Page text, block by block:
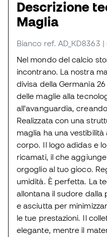
Descrizione
Maglia
Bianco ref. AD_KD8363 |
Nel mondo del calcio
incontrano. La nostra
divisa della Germania
delle maglie alla
all'avanguardia,
Realizzata con una
maglia ha una
corpo. Il logo adidas e
ricamati, il che
orgoglio al tuo gioco.
umidità. È perfetta. La
allontana il sudore dalla
e asciutta per
le tue prestazioni. Il
elegante, mentre il